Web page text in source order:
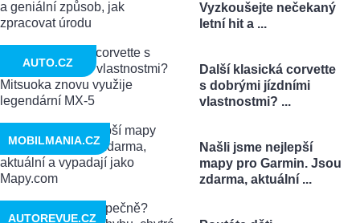
Vyzkoušejte nečekaný
letní hit a ...
Další klasická corvette
s dobrými jízdními
vlastnostmi? ...
AUTO.CZ
Našli jsme nejlepší
mapy pro Garmin. Jsou
zdarma, aktuální ...
MOBILMANIA.CZ
AUTOREVUE.CZ